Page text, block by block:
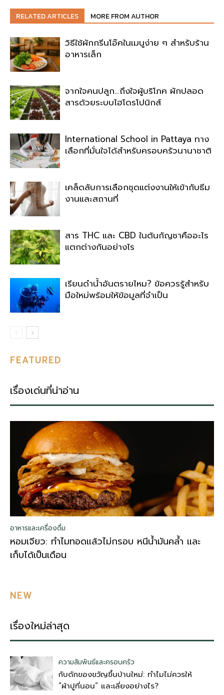
RELATED ARTICLES MORE FROM AUTHOR
วิธีใช้ผักกรีนโอ๊คในเมนูง่าย ๆ สำหรับร้าน
อาหารเล็ก
จากใจคนปลูก…ถึงใจผู้บริโภค ผักปลอด
สารด้วยระบบไฮโดรโปนิกส์
International School in Pattaya ทาง
เลือกที่มั่นใจได้สำหรับครอบครัวนานาชาติ
เคล็ดลับการเลือกชุดแต่งงานให้เข้ากับธีม
งานและสถานที่
สาร THC และ CBD ในต้นกัญชาคืออะไร
แตกต่างกันอย่างไร
เรียนดำน้ำอันตรายไหม? ข้อควรรู้สำหรับ
มือใหม่พร้อมให้ข้อมูลที่จำเป็น
FEATURED
เรื่องเด่นที่น่าอ่าน
อาหารและเครื่องดื่ม
หอมเจียว: ทำไมทอดแล้วไม่กรอบ หนีน้ำมันคล้ำ และ
เก็บได้เป็นเดือน
NEW
เรื่องใหม่ล่าสุด
ความสัมพันธ์และครอบครัว
กับดักของขวัญขึ้นบ้านใหม่: ทำไมไม่ควรให้
“ผ้าปูที่นอน” และเลี่ยงอย่างไร?